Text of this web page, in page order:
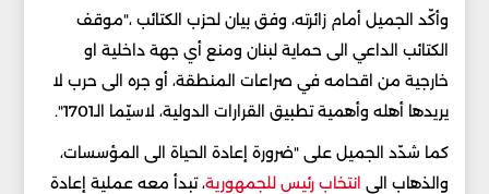
وأكّد الجميل أمام زائرته، وفق بيان لحزب الكتائب ،"موقف
الكتائب الداعي الى حماية لبنان ومنع أي جهة داخلية او
خارجية من اقحامه في صراعات المنطقة، أو جره الى حرب لا
يريدها أهله وأهمية تطبيق القرارات الدولية، لاسيّما الـ1701".
كما شدّد الجميل على "ضرورة إعادة الحياة الى المؤسسات،
والذهاب الى انتخاب رئيس للجمهورية، تبدأ معه عملية إعادة